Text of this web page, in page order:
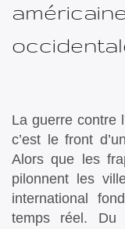
La guerre contre
c’est le front
Alors que les
pilonnent les
international
temps réel. Du